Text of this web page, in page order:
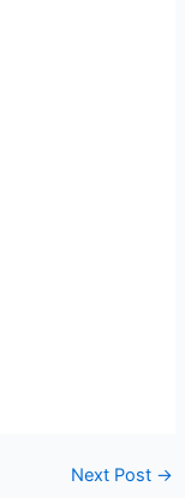
Next Post →